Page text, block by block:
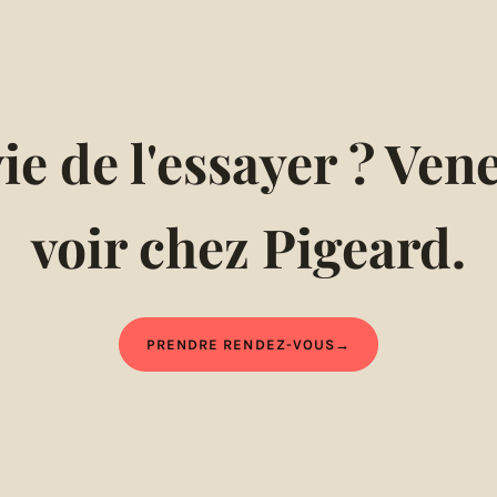
de l'essayer ?
voir chez Pigeard.
PRENDRE RENDEZ-VOUS →